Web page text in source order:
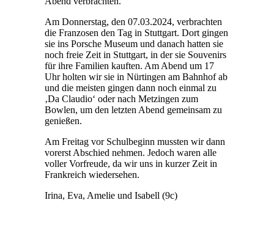
Am Donnerstag, den 07.03.2024, verbrachten
die Franzosen den Tag in Stuttgart. Dort gingen
sie ins Porsche Museum und danach hatten sie
noch freie Zeit in Stuttgart, in der sie Souvenirs
für ihre Familien kauften. Am Abend um 17
Uhr holten wir sie in Nürtingen am Bahnhof ab
und die meisten gingen dann noch einmal zu
‚Da Claudio‘ oder nach Metzingen zum
Bowlen, um den letzten Abend gemeinsam zu
genießen.
Am Freitag vor Schulbeginn mussten wir dann
vorerst Abschied nehmen. Jedoch waren alle
voller Vorfreude, da wir uns in kurzer Zeit in
Frankreich wiedersehen.
Irina, Eva, Amelie und Isabell (9c)